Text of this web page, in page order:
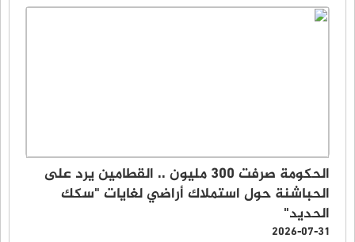
الحكومة صرفت 300 مليون .. القطامين يرد على
الحباشنة حول استملاك أراضي لغايات "سكك
الحديد"
2026-07-31